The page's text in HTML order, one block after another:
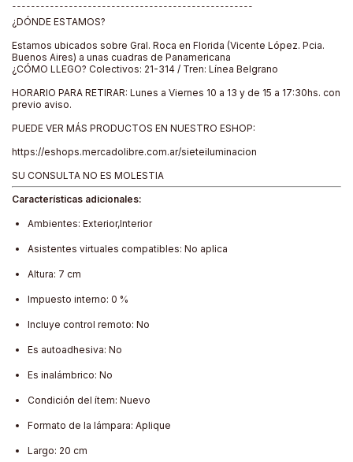
¯¯¯¯¯¯¯¯¯¯¯¯¯¯¯¯¯¯¯¯¯¯¯¯¯¯¯¯¯¯¯¯¯¯¯¯¯¯¯¯¯¯¯¯¯¯¯¯¯¯¯
¿DÓNDE ESTAMOS?
Estamos ubicados sobre Gral. Roca en Florida (Vicente López. Pcia.
Buenos Aires) a unas cuadras de Panamericana
¿CÓMO LLEGO? Colectivos: 21-314 / Tren: Línea Belgrano
HORARIO PARA RETIRAR: Lunes a Viernes 10 a 13 y de 15 a 17:30hs. con
previo aviso.
PUEDE VER MÁS PRODUCTOS EN NUESTRO ESHOP:
https://eshops.mercadolibre.com.ar/sieteiluminacion
SU CONSULTA NO ES MOLESTIA
Características adicionales:
Ambientes: Exterior,Interior
Asistentes virtuales compatibles: No aplica
Altura: 7 cm
Impuesto interno: 0 %
Incluye control remoto: No
Es autoadhesiva: No
Es inalámbrico: No
Condición del ítem: Nuevo
Formato de la lámpara: Aplique
Largo: 20 cm